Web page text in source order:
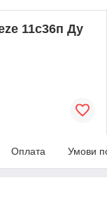
11с36п Ду
Оплата Умови